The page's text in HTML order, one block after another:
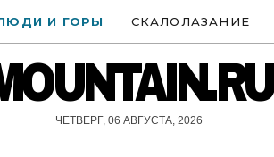
И ГОРЫ СКАЛОЛАЗАНИЕ
ЧЕТВЕРГ, 06 АВГУСТА, 2026